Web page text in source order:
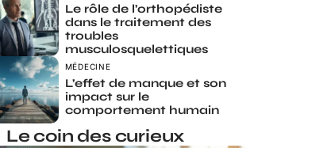
Le rôle de l’orthopédiste
dans le traitement des
troubles
musculosquelettiques
MÉDECINE
L’effet de manque et son
impact sur le
comportement humain
Le coin des curieux